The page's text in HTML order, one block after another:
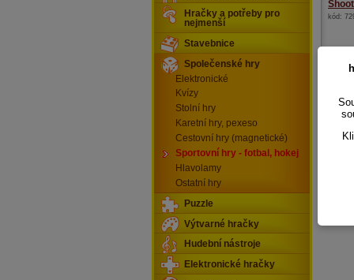
kód:
Hračky a potřeby pro
nejmenší
Stavebnice
Společenské hry
Elektronické
Kvízy
Stolní hry
Karetní hry, pexeso
Cestovní hry (magnetické)
Sportovní hry - fotbal, hokej
Hlavolamy
Ostatní hry
Puzzle
Výtvarné hračky
Hudební nástroje
Elektronické hračky